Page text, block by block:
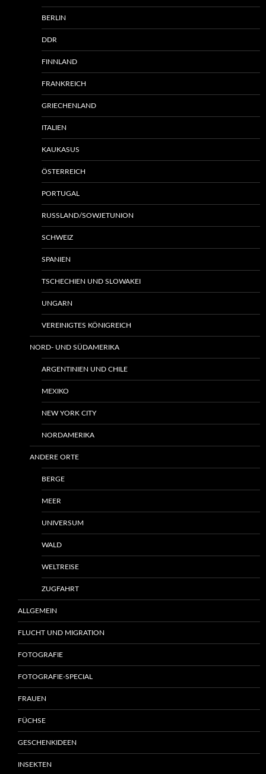
BERLIN
DDR
FINNLAND
FRANKREICH
GRIECHENLAND
ITALIEN
KAUKASUS
ÖSTERREICH
PORTUGAL
RUSSLAND/SOWJETUNION
SCHWEIZ
SPANIEN
TSCHECHIEN UND SLOWAKEI
UNGARN
VEREINIGTES KÖNIGREICH
NORD- UND SÜDAMERIKA
ARGENTINIEN UND CHILE
MEXIKO
NEW YORK CITY
NORDAMERIKA
ANDERE ORTE
BERGE
MEER
UNIVERSUM
WALD
WELTREISE
ZUGFAHRT
ALLGEMEIN
FLUCHT UND MIGRATION
FOTOGRAFIE
FOTOGRAFIE-SPECIAL
FRAUEN
FÜCHSE
GESCHENKIDEEN
INSEKTEN